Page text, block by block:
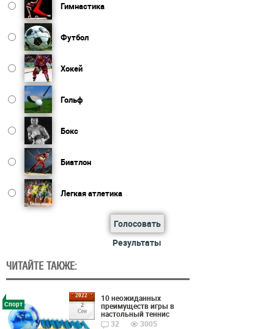
Гимнастика
Футбол
Хокей
Гольф
Бокс
Биатлон
Легкая атлетика
Голосовать
Результаты
ЧИТАЙТЕ ТАКЖЕ:
2022
2
Сен
Спорт
10 неожиданных
преимуществ игры в
настольный теннис
32
3005